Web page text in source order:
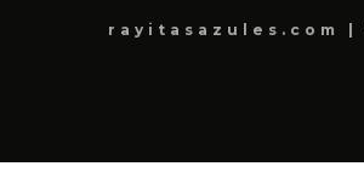
rayitasazules.com